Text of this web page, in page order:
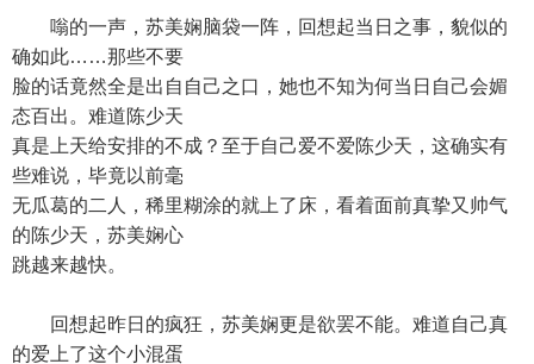
嗡的一声，苏美娴脑袋一阵，回想起当日之事，貌似的
确如此……那些不要
脸的话竟然全是出自自己之口，她也不知为何当日自己会媚
态百出。难道陈少天
真是上天给安排的不成？至于自己爱不爱陈少天，这确实有
些难说，毕竟以前毫
无瓜葛的二人，稀里糊涂的就上了床，看着面前真挚又帅气
的陈少天，苏美娴心
跳越来越快。
回想起昨日的疯狂，苏美娴更是欲罢不能。难道自己真
的爱上了这个小混蛋